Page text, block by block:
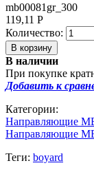
mb00081gr_300
119,11 Р
Количество:
В наличии
При покупке
Добавить к
Категории:
Направляющие
Направляющие
Теги: boyard